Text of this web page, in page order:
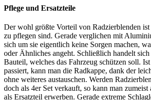
Pflege und Ersatzteile
Der wohl größte Vorteil von Radzierblenden ist
zu pflegen sind. Gerade verglichen mit
sich um sie eigentlich keine Sorgen machen,
oder Ähnliches angeht. Schließlich handelt
Bauteil, welches das Fahrzeug schützen soll.
passiert, kann man die Radkappe, dank der
ohne weiteres austauschen. Werden
doch als 4er Set verkauft, so kann man zumeist
als Ersatzteil erwerben. Gerade extreme